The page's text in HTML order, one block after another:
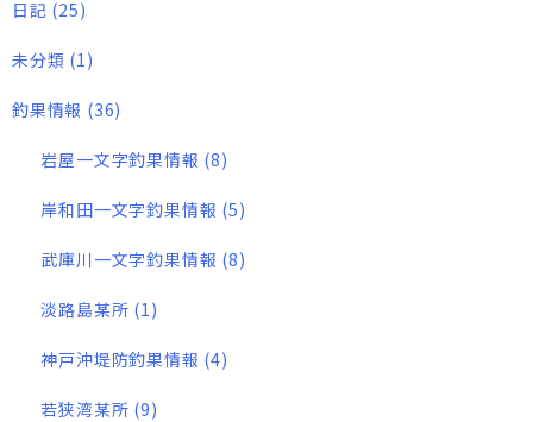
日記 (25)
未分類 (1)
釣果情報 (36)
岩屋一文字釣果情報 (8)
岸和田一文字釣果情報 (5)
武庫川一文字釣果情報 (8)
淡路島某所 (1)
神戸沖堤防釣果情報 (4)
若狭湾某所 (9)